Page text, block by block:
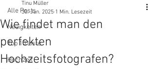
Alle Posts
Neuigkeiten
Top 10 Liste
Hochzeit
Wie findet man den
perfekten
Hochzeitsfotografen?
Tinu Müller
30. Jan. 2025 1 Min. Lesezeit